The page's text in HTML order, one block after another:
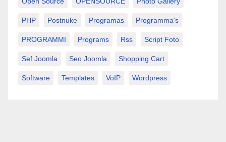
PHP Postnuke Programas Programma's
PROGRAMMI Programs Rss Script Foto
Sef Joomla Seo Joomla Shopping Cart
Software Templates VoIP Wordpress